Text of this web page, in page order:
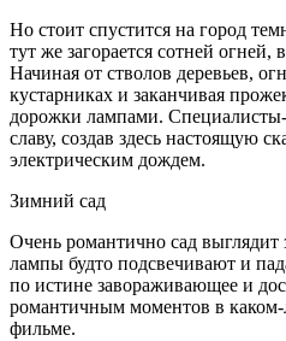
Но стоит спустится на город
тут же загорается сотней огней,
Начиная от стволов деревьев,
кустарниках и заканчивая
дорожки лампами. Специалисты-
славу, создав здесь настоящую
электрическим дождем.
Зимний сад
Очень романтично сад
лампы будто подсвечивают и
по истине завораживающее и
романтичным моментов в
фильме.